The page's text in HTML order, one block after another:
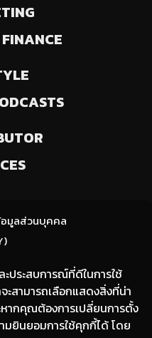
มูลส่วนบุคคล
ประสบการณ์ที่ดีในการใช้
ะสามารถเลือกแสดงสิ่งที่น่า
ากคุณต้องการเปลี่ยนการตั้ง
มยินยอมการใช้คุกกี้ได้ โดย
าวด้านใด)